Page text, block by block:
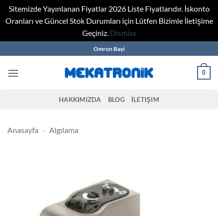
Sitemizde Yayınlanan Fiyatlar 2026 Liste Fiyatlarıdır. İskonto
Oranları ve Güncel Stok Durumları için Lütfen Bizimle İletişime
Geçiniz. Dismiss
to
content
Omron Bayi
0
HAKKIMIZDA BLOG İLETIŞIM
Anasayfa - Algılama